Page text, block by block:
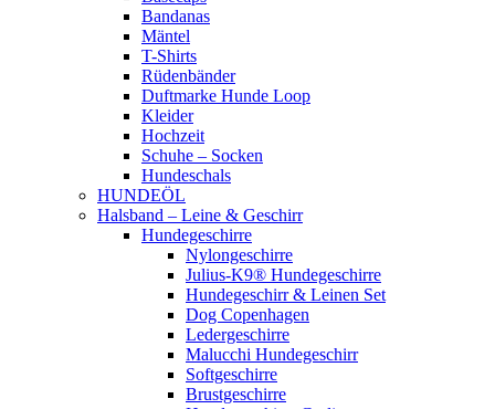
Bandanas
Mäntel
T-Shirts
Rüdenbänder
Duftmarke Hunde Loop
Kleider
Hochzeit
Schuhe – Socken
Hundeschals
HUNDEÖL
Halsband – Leine & Geschirr
Hundegeschirre
Nylongeschirre
Julius-K9® Hundegeschirre
Hundegeschirr & Leinen Set
Dog Copenhagen
Ledergeschirre
Malucchi Hundegeschirr
Softgeschirre
Brustgeschirre